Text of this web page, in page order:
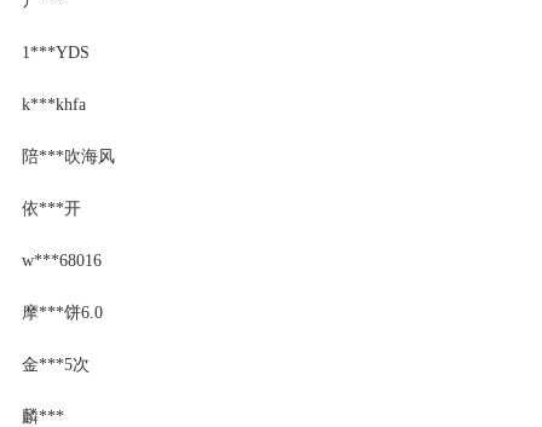
1***YDS
k***khfa
陪***吹海风
依***开
w***68016
摩***饼6.0
金***5次
麟***